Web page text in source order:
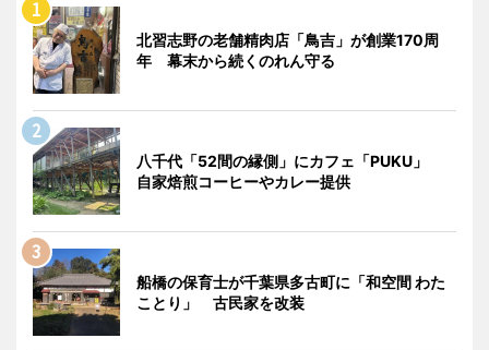
北習志野の老舗精肉店「鳥吉」が創業170周
年 幕末から続くのれん守る
八千代「52間の縁側」にカフェ「PUKU」
自家焙煎コーヒーやカレー提供
船橋の保育士が千葉県多古町に「和空間 わた
ことり」 古民家を改装